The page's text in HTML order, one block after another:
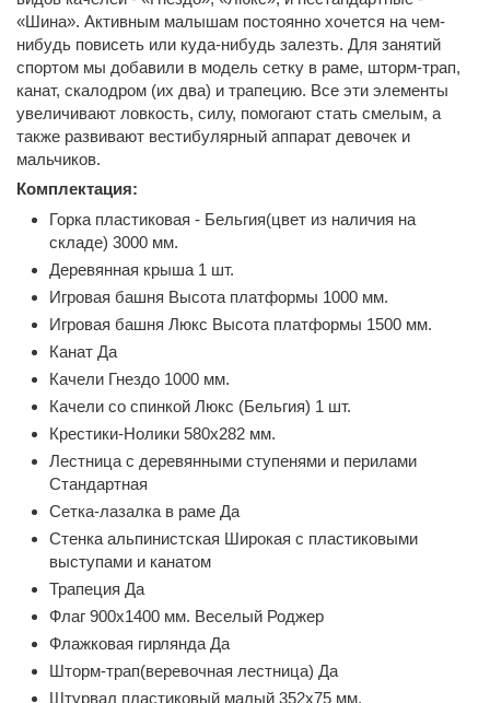
«Шина». Активным малышам постоянно хочется на чем-
нибудь повисеть или куда-нибудь залезть. Для занятий
спортом мы добавили в модель сетку в раме, шторм-трап,
канат, скалодром (их два) и трапецию. Все эти элементы
увеличивают ловкость, силу, помогают стать смелым, а
также развивают вестибулярный аппарат девочек и
мальчиков.
Комплектация:
Горка пластиковая - Бельгия(цвет из наличия на
складе) 3000 мм.
Деревянная крыша 1 шт.
Игровая башня Высота платформы 1000 мм.
Игровая башня Люкс Высота платформы 1500 мм.
Канат Да
Качели Гнездо 1000 мм.
Качели со спинкой Люкс (Бельгия) 1 шт.
Крестики-Нолики 580х282 мм.
Лестница с деревянными ступенями и перилами
Стандартная
Сетка-лазалка в раме Да
Стенка альпинистская Широкая с пластиковыми
выступами и канатом
Трапеция Да
Флаг 900х1400 мм. Веселый Роджер
Флажковая гирлянда Да
Шторм-трап(веревочная лестница) Да
Штурвал пластиковый малый 352х75 мм.